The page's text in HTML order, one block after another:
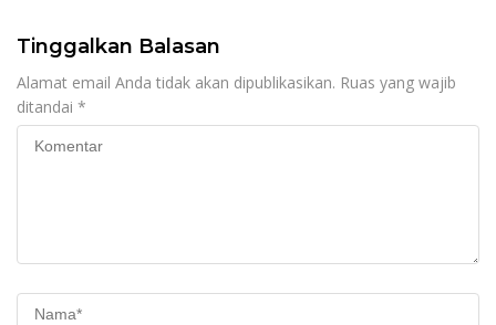
Tinggalkan Balasan
Alamat email Anda tidak akan dipublikasikan. Ruas yang wajib
ditandai *